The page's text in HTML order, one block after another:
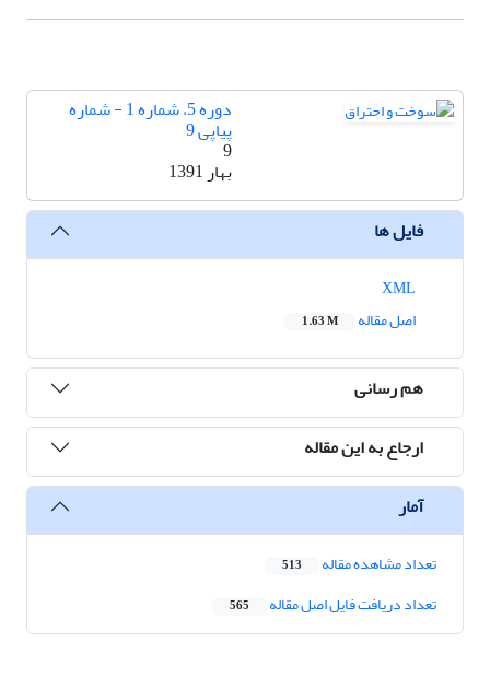
دوره 5، شماره 1 - شماره
پیاپی 9
9
بهار 1391
فایل ها
اصل مقاله
1.63 M
هم رسانی
ارجاع به این مقاله
آمار
تعداد مشاهده مقاله 513
تعداد دریافت فایل اصل مقاله 565